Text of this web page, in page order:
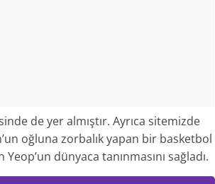
de yer almıştır. Ayrıca sitemizde
oğluna zorbalık yapan bir basketbol
dünyaca tanınmasını sağladı.